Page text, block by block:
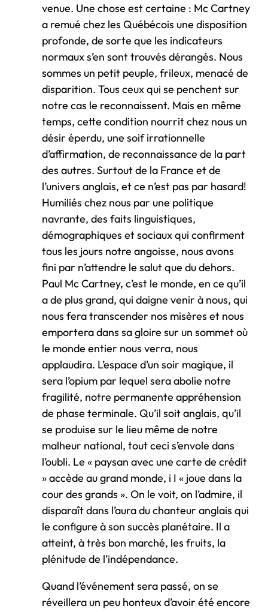
venue. Une chose est certaine : Mc Cartney
a remué chez les Québécois une disposition
profonde, de sorte que les indicateurs
normaux s’en sont trouvés dérangés. Nous
sommes un petit peuple, frileux, menacé de
disparition. Tous ceux qui se penchent sur
notre cas le reconnaissent. Mais en même
temps, cette condition nourrit chez nous un
désir éperdu, une soif irrationnelle
d’affirmation, de reconnaissance de la part
des autres. Surtout de la France et de
l’univers anglais, et ce n’est pas par hasard!
Humiliés chez nous par une politique
navrante, des faits linguistiques,
démographiques et sociaux qui confirment
tous les jours notre angoisse, nous avons
fini par n’attendre le salut que du dehors.
Paul Mc Cartney, c’est le monde, en ce qu’il
a de plus grand, qui daigne venir à nous, qui
nous fera transcender nos misères et nous
emportera dans sa gloire sur un sommet où
le monde entier nous verra, nous
applaudira. L’espace d’un soir magique, il
sera l’opium par lequel sera abolie notre
fragilité, notre permanente appréhension
de phase terminale. Qu’il soit anglais, qu’il
se produise sur le lieu même de notre
malheur national, tout ceci s’envole dans
l’oubli. Le « paysan avec une carte de crédit
» accède au grand monde, i I « joue dans la
cour des grands ». On le voit, on l’admire, il
disparaît dans l’aura du chanteur anglais qui
le configure à son succès planétaire. Il a
atteint, à très bon marché, les fruits, la
plénitude de l’indépendance.
Quand l’événement sera passé, on se
réveillera un peu honteux d’avoir été encore